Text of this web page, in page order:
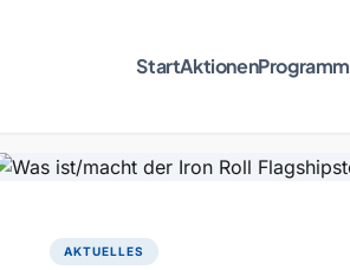
StartAktionenProgramm
AKTUELLES